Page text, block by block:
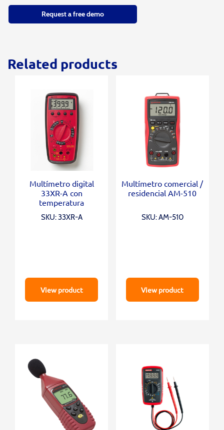
Request a free demo
Related products
Multímetro digital
33XR-A con
temperatura
SKU: 33XR-A
View product
Multímetro comercial /
residencial AM-510
SKU: AM-510
View product